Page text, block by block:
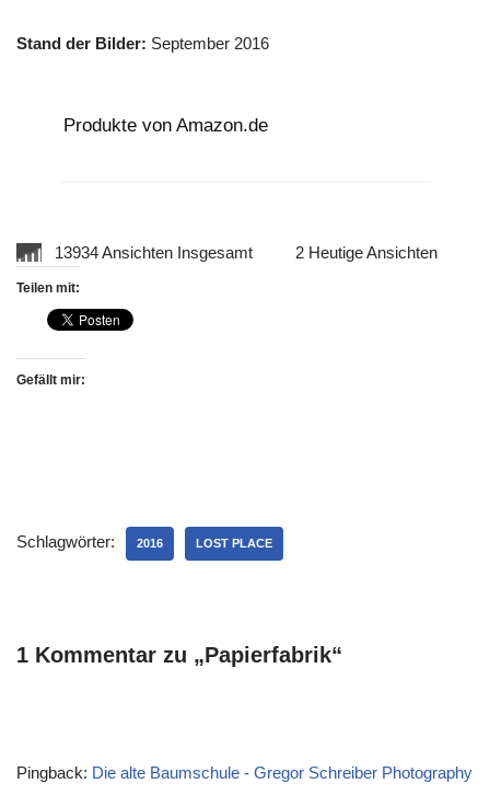
Stand der Bilder: September 2016
Produkte von Amazon.de
13934 Ansichten Insgesamt 2 Heutige Ansichten
Teilen mit:
Gefällt mir:
Schlagwörter: 2016 LOST PLACE
1 Kommentar zu „Papierfabrik“
Pingback: Die alte Baumschule - Gregor Schreiber Photography